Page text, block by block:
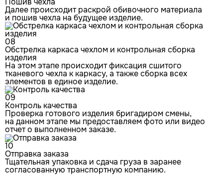
Далее происходит раскрой обивочного материала
и пошив чехла на будущее изделие.
08
Обстрелка каркаса чехлом и контрольная сборка
изделия
На этом этапе происходит фиксация сшитого
тканевого чехла к каркасу, а также сборка всех
элементов в единое изделие.
09
Контроль качества
Проверка готового изделия бригадиром смены,
на данном этапе мы предоставляем фото или видео
отчет о выполненном заказе.
10
Отправка заказа
Тщательная упаковка и сдача груза в заранее
согласованную транспортную компанию.